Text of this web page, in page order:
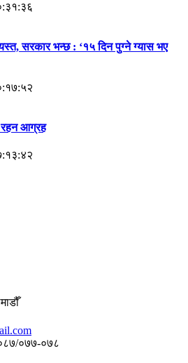
सरकार भन्छ : ‘१५ दिन पुग्ने ग्यास भए
रहन आग्रह
०७७-०७८